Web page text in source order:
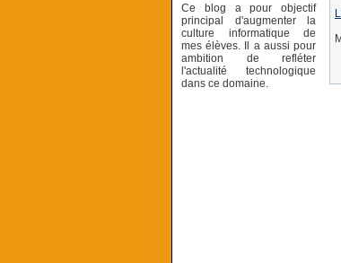
Ce blog a pour objectif
principal d'augmenter la
culture informatique de
mes élèves. Il a aussi pour
ambition de refléter
l'actualité technologique
dans ce domaine.